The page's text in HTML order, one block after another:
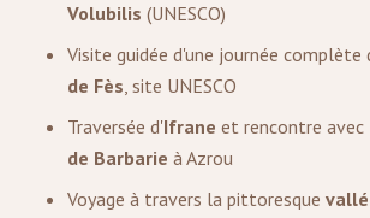
Volubilis (UNESCO)
Visite guidée d'une journée complète
de Fès, site UNESCO
Traversée d'Ifrane et rencontre avec
de Barbarie à Azrou
Voyage à travers la pittoresque